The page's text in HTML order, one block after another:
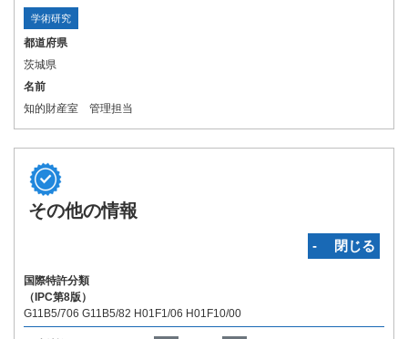
学術研究
都道府県
茨城県
名前
知的財産室 管理担当
その他の情報
‐ 閉じる
国際特許分類
（IPC第8版）
G11B5/706 G11B5/82 H01F1/06 H01F10/00